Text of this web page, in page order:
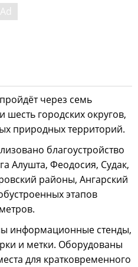
через семь
городских округов,
природных территорий.
благоустройство
Алушта, Феодосия, Судак,
районы, Ангарский
этапов
информационные стенды,
и метки. Оборудованы
для кратковременного